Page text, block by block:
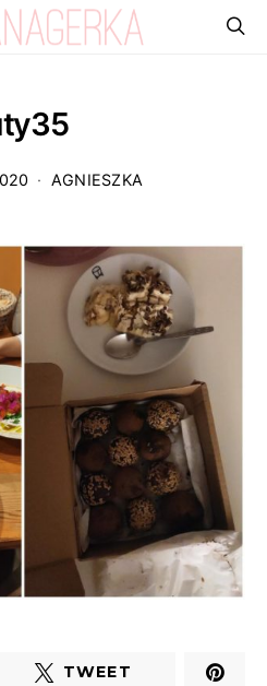
AGNIESZKA
TWEET